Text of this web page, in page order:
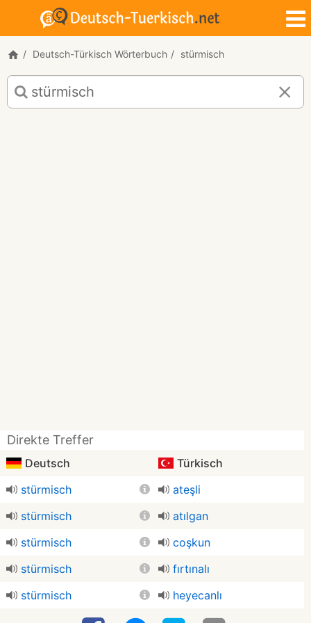
Deutsch-Türkisch Wörterbuch stürmisch
Deutsch-
Türkisch
Übersetzung
Direkte Treffer
Deutsch
Türkisch
stürmisch
ateşli
stürmisch
atılgan
stürmisch
coşkun
stürmisch
fırtınalı
stürmisch
heyecanlı